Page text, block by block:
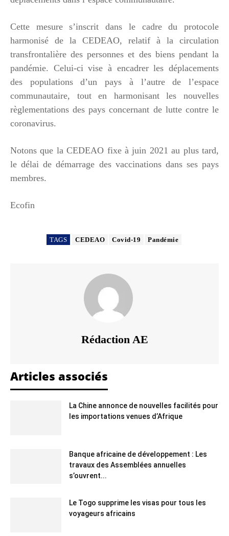
Cette mesure s’inscrit dans le cadre du protocole
harmonisé de la CEDEAO, relatif à la circulation
transfrontalière des personnes et des biens pendant la
pandémie. Celui-ci vise à encadrer les déplacements
des populations d’un pays à l’autre de l’espace
communautaire, tout en harmonisant les nouvelles
règlementations des pays concernant de lutte contre le
coronavirus.
Notons que la CEDEAO fixe à juin 2021 au plus tard,
le délai de démarrage des vaccinations dans ses pays
membres.
Ecofin
TAGS CEDEAO Covid-19 Pandémie
Rédaction AE
Articles associés
La Chine annonce de nouvelles facilités pour
les importations venues d’Afrique
Banque africaine de développement : Les
travaux des Assemblées annuelles
s’ouvrent...
Le Togo supprime les visas pour tous les
voyageurs africains